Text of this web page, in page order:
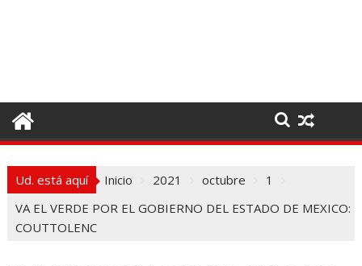
o
t
Ud. está aquí Inicio 2021 octubre
1
VA EL VERDE POR EL GOBIERNO DEL ESTADO DE MEXICO:
COUTTOLENC